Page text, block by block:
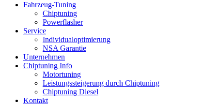
Fahrzeug-Tuning
Chiptuning
Powerflasher
Service
Individualoptimierung
NSA Garantie
Unternehmen
Chiptuning Info
Motortuning
Leistungssteigerung durch Chiptuning
Chiptuning Diesel
Kontakt